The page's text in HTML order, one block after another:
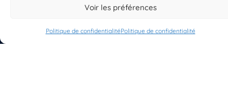
Voir les préférences
Politique de confidentialitéPolitique de confidentialité
PLANÈTE MER